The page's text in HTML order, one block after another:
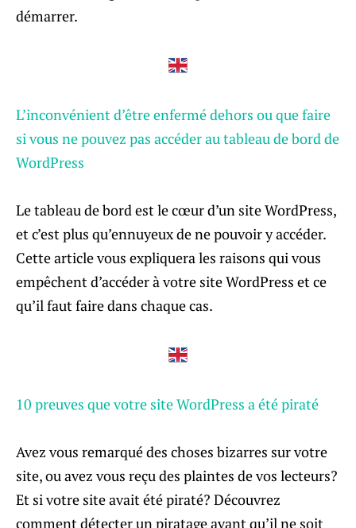
démarrer.
L’inconvénient d’être enfermé dehors ou que faire
si vous ne pouvez pas accéder au tableau de bord de
WordPress
Le tableau de bord est le cœur d’un site WordPress,
et c’est plus qu’ennuyeux de ne pouvoir y accéder.
Cette article vous expliquera les raisons qui vous
empêchent d’accéder à votre site WordPress et ce
qu’il faut faire dans chaque cas.
10 preuves que votre site WordPress a été piraté
Avez vous remarqué des choses bizarres sur votre
site, ou avez vous reçu des plaintes de vos lecteurs?
Et si votre site avait été piraté? Découvrez
comment détecter un piratage avant qu’il ne soit